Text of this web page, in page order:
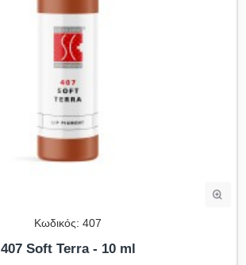
Κωδικός: 407
407 Soft Terra - 10 ml